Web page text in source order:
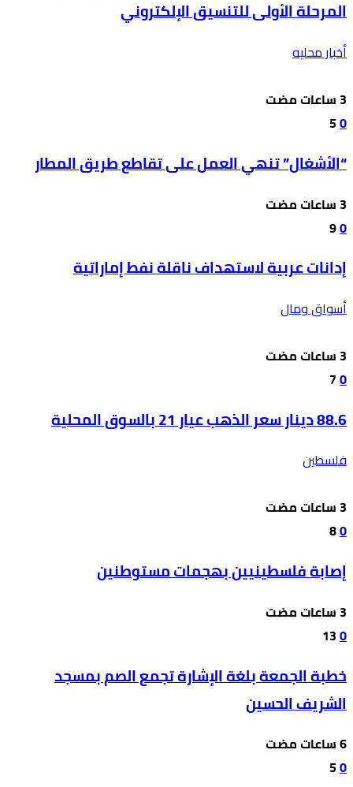
المرحلة الأولى للتنسيق الإلكتروني
أخبار محليه
0
5
“الأشغال” تنهي العمل على تقاطع طريق المطار
0
9
إدانات عربية لاستهداف ناقلة نفط إماراتية
أسواق ومال
0
7
88.6 دينار سعر الذهب عيار 21 بالسوق المحلية
فلسطين
0
8
إصابة فلسطينيين بهجمات مستوطنين
0
13
خطبة الجمعة بلغة الإشارة تجمع الصم بمسجد
الشريف الحسين
0
5